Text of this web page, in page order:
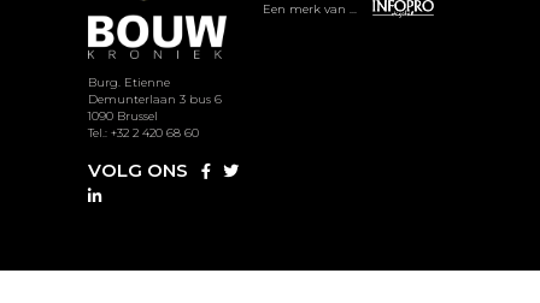
Burg. Etienne
Demunterlaan 3 bus 6
1090 Brussel
Tel.: +32 2 420 68 60
VOLG ONS
Een merk van ...